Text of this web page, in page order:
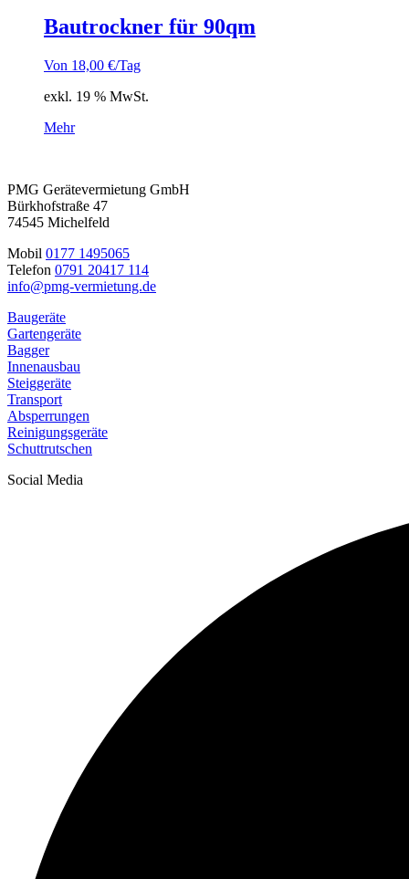
Bautrockner für 90qm
Von 18,00 €/Tag
exkl. 19 % MwSt.
Mehr
PMG Gerätevermietung GmbH
Bürkhofstraße 47
74545 Michelfeld
Mobil 0177 1495065
Telefon 0791 20417 114
info@pmg-vermietung.de
Baugeräte
Gartengeräte
Bagger
Innenausbau
Steiggeräte
Transport
Absperrungen
Reinigungsgeräte
Schuttrutschen
Social Media